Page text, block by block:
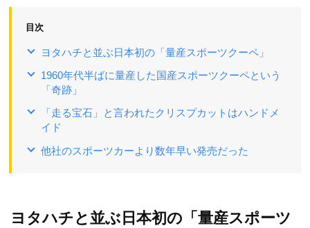
目次
ヨタハチと並ぶ日本初の「量産スポーツクーペ」
1960年代半ばに量産した国産スポーツクーペという
「奇跡」
「走る宝石」と言われたクリスプカットはハンドメ
イド
他社のスポーツカーより数年早い発売だった
ヨタハチと並ぶ日本初の「量産スポーツ